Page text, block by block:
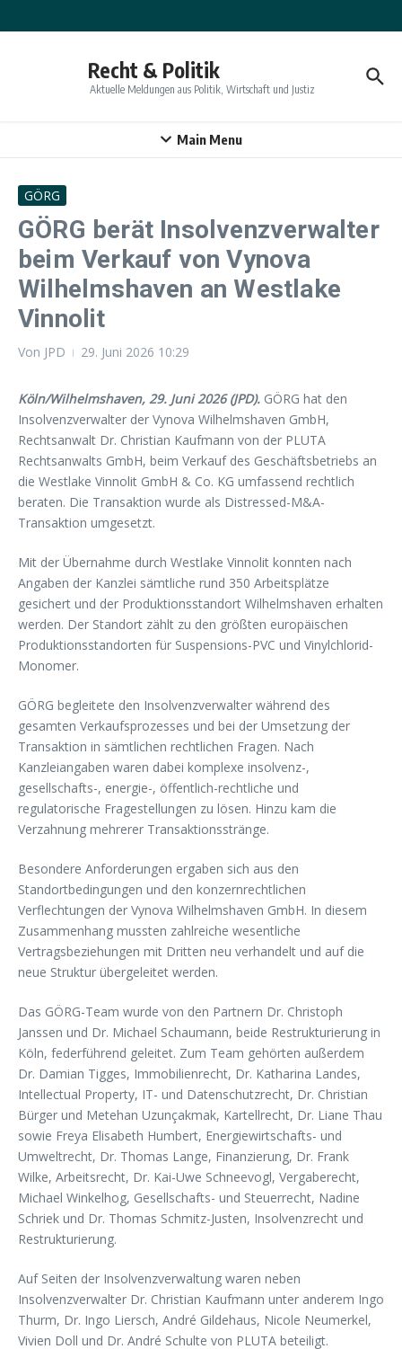
Recht & Politik
Aktuelle Meldungen aus Politik, Wirtschaft und Justiz
Main Menu
GÖRG
GÖRG berät Insolvenzverwalter
beim Verkauf von Vynova
Wilhelmshaven an Westlake
Vinnolit
Von JPD 29. Juni 2026 10:29
Köln/Wilhelmshaven, 29. Juni 2026 (JPD). GÖRG hat den
Insolvenzverwalter der Vynova Wilhelmshaven GmbH,
Rechtsanwalt Dr. Christian Kaufmann von der PLUTA
Rechtsanwalts GmbH, beim Verkauf des Geschäftsbetriebs an
die Westlake Vinnolit GmbH & Co. KG umfassend rechtlich
beraten. Die Transaktion wurde als Distressed-M&A-
Transaktion umgesetzt.
Mit der Übernahme durch Westlake Vinnolit konnten nach
Angaben der Kanzlei sämtliche rund 350 Arbeitsplätze
gesichert und der Produktionsstandort Wilhelmshaven erhalten
werden. Der Standort zählt zu den größten europäischen
Produktionsstandorten für Suspensions-PVC und Vinylchlorid-
Monomer.
GÖRG begleitete den Insolvenzverwalter während des
gesamten Verkaufsprozesses und bei der Umsetzung der
Transaktion in sämtlichen rechtlichen Fragen. Nach
Kanzleiangaben waren dabei komplexe insolvenz-,
gesellschafts-, energie-, öffentlich-rechtliche und
regulatorische Fragestellungen zu lösen. Hinzu kam die
Verzahnung mehrerer Transaktionsstränge.
Besondere Anforderungen ergaben sich aus den
Standortbedingungen und den konzernrechtlichen
Verflechtungen der Vynova Wilhelmshaven GmbH. In diesem
Zusammenhang mussten zahlreiche wesentliche
Vertragsbeziehungen mit Dritten neu verhandelt und auf die
neue Struktur übergeleitet werden.
Das GÖRG-Team wurde von den Partnern Dr. Christoph
Janssen und Dr. Michael Schaumann, beide Restrukturierung in
Köln, federführend geleitet. Zum Team gehörten außerdem
Dr. Damian Tigges, Immobilienrecht, Dr. Katharina Landes,
Intellectual Property, IT- und Datenschutzrecht, Dr. Christian
Bürger und Metehan Uzunçakmak, Kartellrecht, Dr. Liane Thau
sowie Freya Elisabeth Humbert, Energiewirtschafts- und
Umweltrecht, Dr. Thomas Lange, Finanzierung, Dr. Frank
Wilke, Arbeitsrecht, Dr. Kai-Uwe Schneevogl, Vergaberecht,
Michael Winkelhog, Gesellschafts- und Steuerrecht, Nadine
Schriek und Dr. Thomas Schmitz-Justen, Insolvenzrecht und
Restrukturierung.
Auf Seiten der Insolvenzverwaltung waren neben
Insolvenzverwalter Dr. Christian Kaufmann unter anderem Ingo
Thurm, Dr. Ingo Liersch, André Gildehaus, Nicole Neumerkel,
Vivien Doll und Dr. André Schulte von PLUTA beteiligt.